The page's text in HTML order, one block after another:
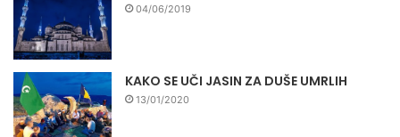
04/06/2019
KAKO SE UČI JASIN ZA DUŠE UMRLIH
13/01/2020